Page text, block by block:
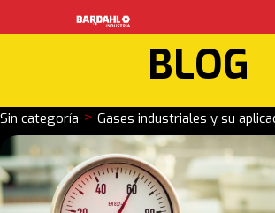
BLOG
Sin categoría > Gases industriales y su